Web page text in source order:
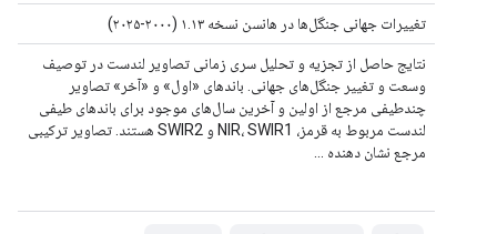
تغییرات جهانی جنگل‌ها در هانسن نسخه ۱.۱۳ (۲۰۰۰-۲۰۲۵)
نتایج حاصل از تجزیه و تحلیل سری زمانی تصاویر لندست در توصیف
وسعت و تغییر جنگل‌های جهانی. باندهای «اول» و «آخر» تصاویر
چندطیفی مرجع از اولین و آخرین سال‌های موجود برای باندهای طیفی
لندست مربوط به قرمز، NIR، SWIR1 و SWIR2 هستند. تصاویر ترکیبی
مرجع نشان دهنده ...